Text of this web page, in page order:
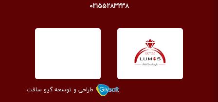
۰۲۱۵۵۲۸۳۲۳۸
طراحی و توسعه گیو سافت